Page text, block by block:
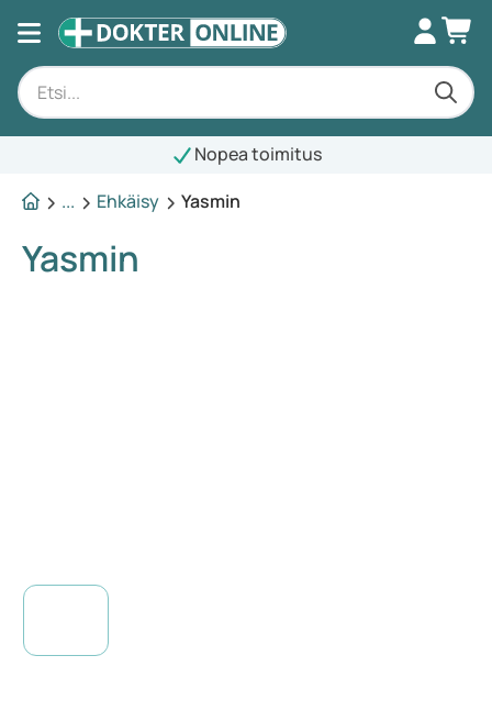
Nopea toimitus
...
Ehkäisy Yasmin
Yasmin